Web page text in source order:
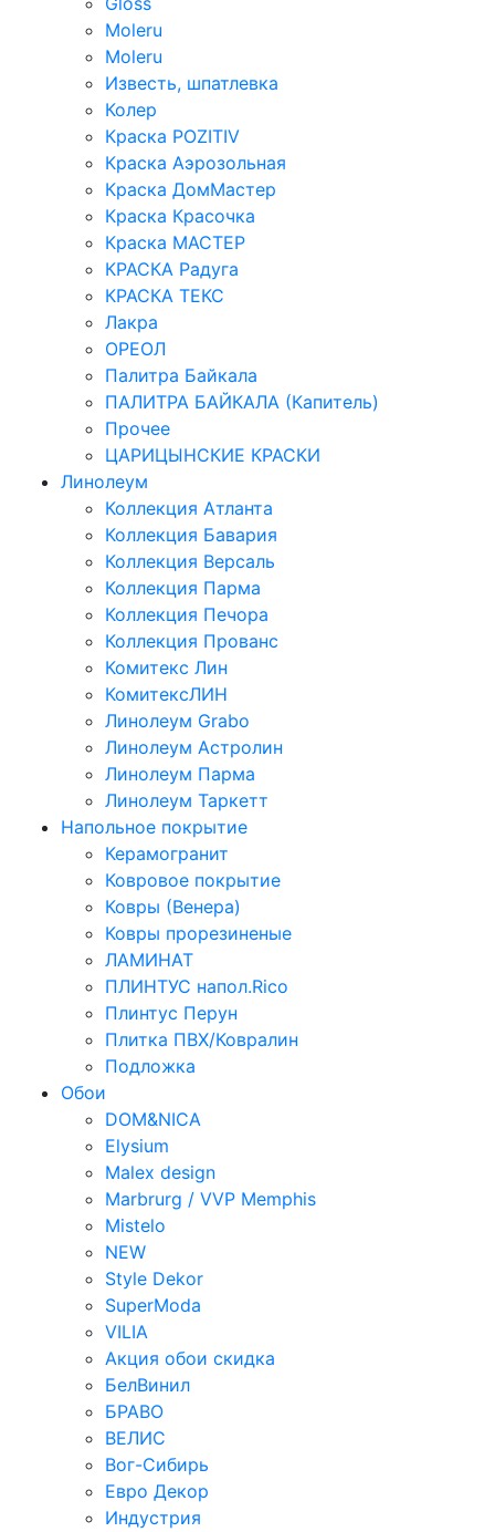
Moleru
Moleru
Известь, шпатлевка
Колер
Краска POZITIV
Краска Аэрозольная
Краска ДомМастер
Краска Красочка
Краска МАСТЕР
КРАСКА Радуга
КРАСКА ТЕКС
Лакра
ОРЕОЛ
Палитра Байкала
ПАЛИТРА БАЙКАЛА (Капитель)
Прочее
ЦАРИЦЫНСКИЕ КРАСКИ
Линолеум
Коллекция Атланта
Коллекция Бавария
Коллекция Версаль
Коллекция Парма
Коллекция Печора
Коллекция Прованс
Комитекс Лин
КомитексЛИН
Линолеум Grabo
Линолеум Астролин
Линолеум Парма
Линолеум Таркетт
Напольное покрытие
Керамогранит
Ковровое покрытие
Ковры (Венера)
Ковры прорезиненые
ЛАМИНАТ
ПЛИНТУС напол.Rico
Плинтус Перун
Плитка ПВХ/Ковралин
Подложка
Обои
DOM&NICA
Elysium
Malex design
Marbrurg / VVP Memphis
Mistelo
NEW
Style Dekor
SuperModa
VILIA
Акция обои скидка
БелВинил
БРАВО
ВЕЛИС
Вог-Сибирь
Евро Декор
Индустрия